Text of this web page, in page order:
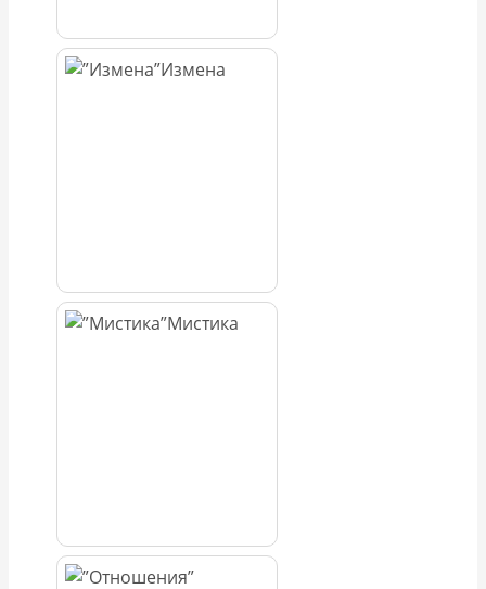
Измена
Мистика